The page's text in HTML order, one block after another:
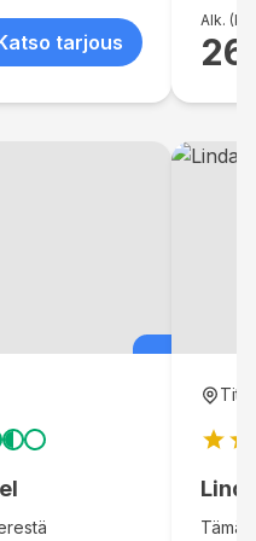
tarjous
on
ruokia
km
km
18,3
Park:
Alk.
Tämä